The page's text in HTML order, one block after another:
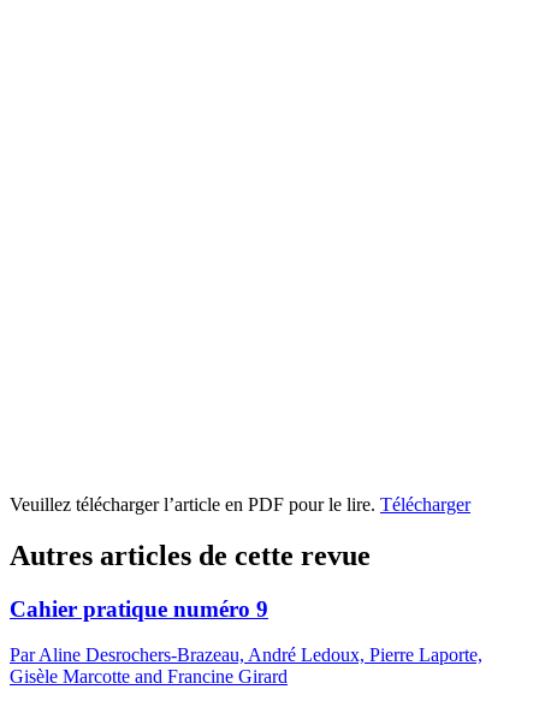
Veuillez télécharger l’article en PDF pour le lire. Télécharger
Autres articles de cette revue
Cahier pratique numéro 9
Par Aline Desrochers-Brazeau, André Ledoux, Pierre Laporte,
Gisèle Marcotte and Francine Girard